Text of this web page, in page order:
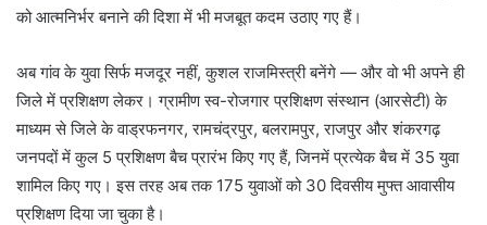
को आत्मनिर्भर बनाने की दिशा में भी मजबूत कदम उठाए गए हैं।
अब गांव के युवा सिर्फ मजदूर नहीं, कुशल राजमिस्त्री बनेंगे — और वो भी अपने ही
जिले में प्रशिक्षण लेकर। ग्रामीण स्व-रोजगार प्रशिक्षण संस्थान (आरसेटी) के
माध्यम से जिले के वाड्रफनगर, रामचंद्रपुर, बलरामपुर, राजपुर और शंकरगढ़
जनपदों में कुल 5 प्रशिक्षण बैच प्रारंभ किए गए हैं, जिनमें प्रत्येक बैच में 35 युवा
शामिल किए गए। इस तरह अब तक 175 युवाओं को 30 दिवसीय मुफ्त आवासीय
प्रशिक्षण दिया जा चुका है।